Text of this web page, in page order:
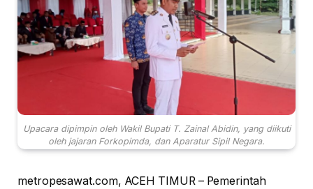
Upacara dipimpin oleh Wakil Bupati T. Zainal Abidin, yang diikuti
oleh jajaran Forkopimda, dan Aparatur Sipil Negara.
metropesawat.com, ACEH TIMUR – Pemerintah